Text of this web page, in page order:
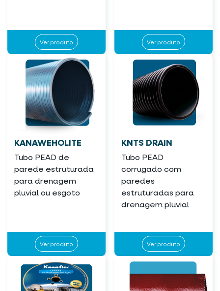
Ver produto Ver produto
KANAWEHOLITE
Tubo PEAD de
parede estruturada
para drenagem
pluvial ou esgoto
Ver produto
KNTS DRAIN
Tubo PEAD
corrugado com
paredes
estruturadas para
drenagem pluvial
Ver produto